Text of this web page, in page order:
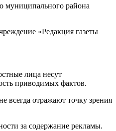
муниципального района
«Редакция газеты
лица несут
приводимых фактов.
всегда отражают точку зрения
за содержание рекламы.